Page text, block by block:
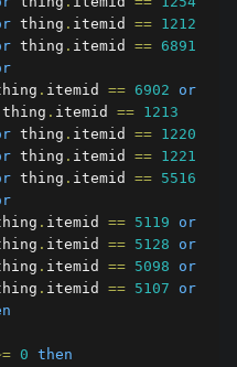
thing . itemid == 1212
thing . itemid == 6891
. itemid == 6902
or
. itemid == 1213
thing . itemid == 1220
thing . itemid == 1221
thing . itemid == 5516
. itemid == 5119
or
. itemid == 5128
or
. itemid == 5098
or
. itemid == 5107
or
0 then